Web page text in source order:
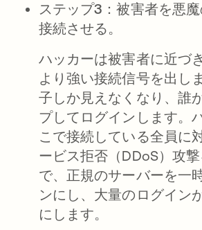
ステップ3：被害者を悪
接続させる。
ハッカーは被害者に近づ
より強い接続信号を出し
子しか見えなくなり、誰
プしてログインします。
こで接続している全員に
ービス拒否（DDoS）攻
で、正規のサーバーを一
ンにし、大量のログイン
にします。